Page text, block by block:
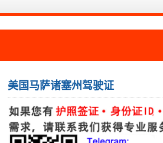
美国马萨诸塞州驾驶证